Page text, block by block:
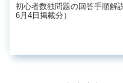
初心者数独問題の回答手順解
6月4日掲載分）